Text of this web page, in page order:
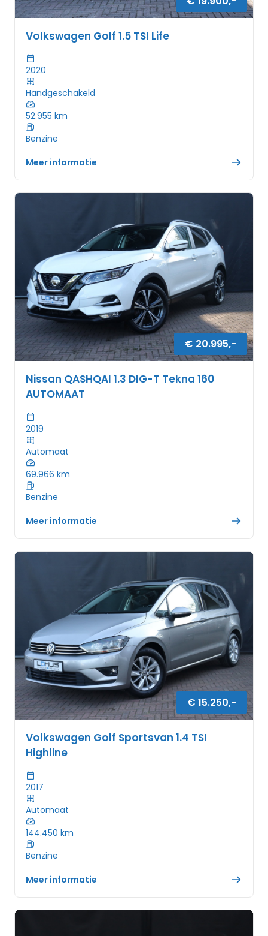
Volkswagen Golf 1.5 TSI Life
2020
Handgeschakeld
52.955 km
Benzine
Meer informatie
€ 20.995,-
Nissan QASHQAI 1.3 DIG-T Tekna 160
AUTOMAAT
2019
Automaat
69.966 km
Benzine
Meer informatie
€15.250,-
Volkswagen Golf Sportsvan 1.4 TSI
Highline
2017
Automaat
144.450 km
Benzine
Meer informatie